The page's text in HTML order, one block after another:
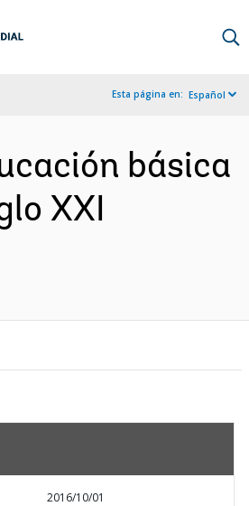
Esta página en: Español
básica
XXI
2016/10/01